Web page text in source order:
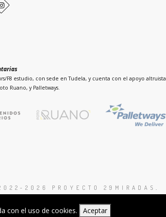
Instagram
F8 estudio, con sede en Tudela, y cuenta con el apoyo altruista
Ruano, y Palletways.
2026 PROYECTO 29MIRADAS .
con el uso de cookies. Aceptar